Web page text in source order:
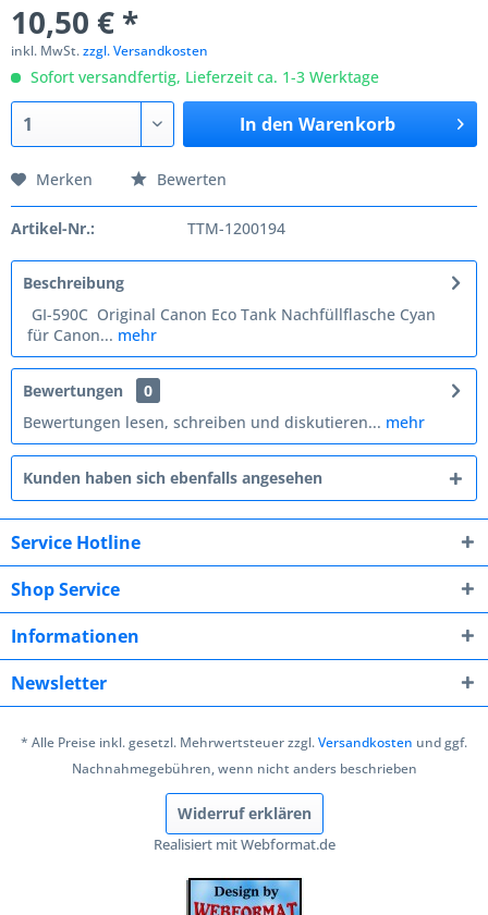
10,50 € *
inkl. MwSt.zzgl. Versandkosten
Sofort versandfertig, Lieferzeit ca. 1-3 Werktage
In den Warenkorb
Merken Bewerten
Artikel-Nr.: TTM-1200194
Beschreibung
GI-590C Original Canon Eco Tank Nachfüllflasche Cyan
für Canon... mehr
Bewertungen
0
Bewertungen lesen, schreiben und diskutieren... mehr
Kunden haben sich ebenfalls angesehen
Service Hotline
Shop Service
Informationen
Newsletter
* Alle Preise inkl. gesetzl. Mehrwertsteuer zzgl.Versandkosten und ggf.
Nachnahmegebühren, wenn nicht anders beschrieben
Widerruf erklären
Realisiert mit Webformat.de